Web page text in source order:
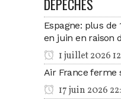
DÉPÊCHES
Espagne: plus de
en juin en raison
1 juillet 2026
Air France ferme
17 juin 2026